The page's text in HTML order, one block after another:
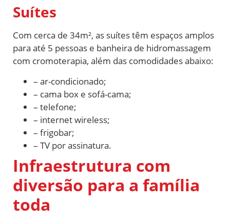
Suítes
Com cerca de 34m², as suítes têm espaços amplos
para até 5 pessoas e banheira de hidromassagem
com cromoterapia, além das comodidades abaixo:
– ar-condicionado;
– cama box e sofá-cama;
– telefone;
– internet wireless;
– frigobar;
– TV por assinatura.
Infraestrutura com
diversão para a família
toda